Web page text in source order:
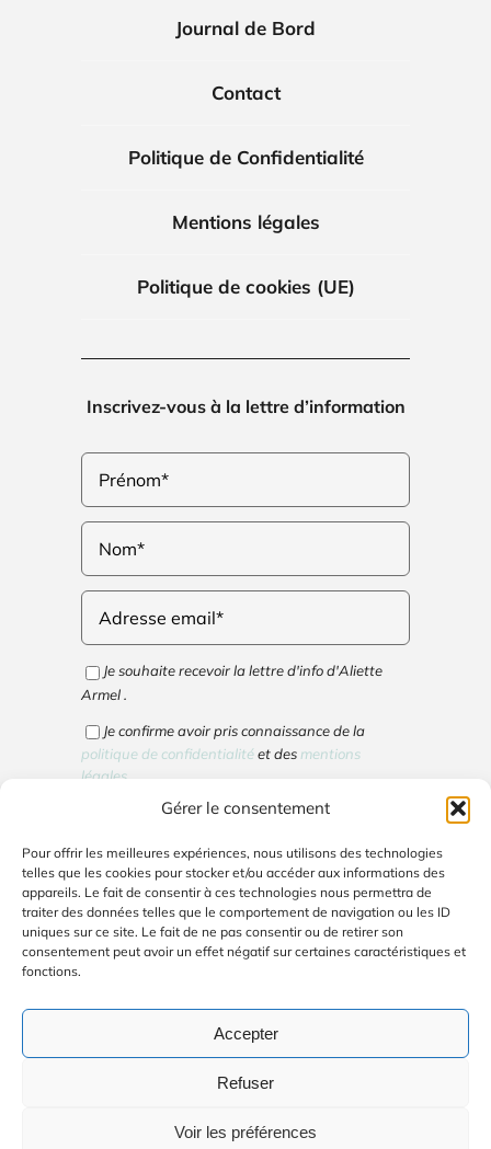
Gérer le consentement
Pour offrir les meilleures expériences, nous utilisons des technologies
telles que les cookies pour stocker et/ou accéder aux informations des
appareils. Le fait de consentir à ces technologies nous permettra de
traiter des données telles que le comportement de navigation ou les ID
uniques sur ce site. Le fait de ne pas consentir ou de retirer son
consentement peut avoir un effet négatif sur certaines caractéristiques et
fonctions.
Accepter
Refuser
Voir les préférences
Journal de Bord
Contact
Politique de Confidentialité
Mentions légales
Politique de cookies (UE)
Inscrivez-vous à la lettre d’information
Je souhaite recevoir la lettre d'info d'Aliette
Armel .
Je confirme avoir pris connaissance de la
politique de confidentialitéet des mentions
légales.
et activer ce contenu
© Copyright 2026 | Avada Website Builder par